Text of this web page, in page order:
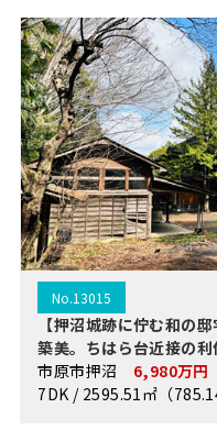
No.13015
【押沼城跡に佇む和の
築美。ちはら台近接の
市原市押沼 6,980万円
7DK / 2595.51㎡（